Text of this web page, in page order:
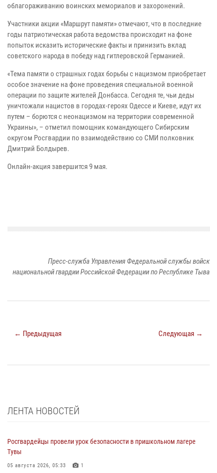
облагораживанию воинских мемориалов и захоронений.
Участники акции «Маршрут памяти» отмечают, что в последние
годы патриотическая работа ведомства происходит на фоне
попыток исказить исторические факты и принизить вклад
советского народа в победу над гитлеровской Германией.
«Тема памяти о страшных годах борьбы с нацизмом приобретает
особое значение на фоне проведения специальной военной
операции по защите жителей Донбасса. Сегодня те, чьи деды
уничтожали нацистов в городах-героях Одессе и Киеве, идут их
путем – борются с неонацизмом на территории современной
Украины», – отметил помощник командующего Сибирским
округом Росгвардии по взаимодействию со СМИ полковник
Дмитрий Болдырев.
Онлайн-акция завершится 9 мая.
Пресс-служба Управления Федеральной службы войск
национальной гвардии Российской Федерации по Республике Тыва
← Предыдущая Следующая →
ЛЕНТА НОВОСТЕЙ
Росгвардейцы провели урок безопасности в пришкольном лагере
Тувы
05 августа 2026, 05:33 1